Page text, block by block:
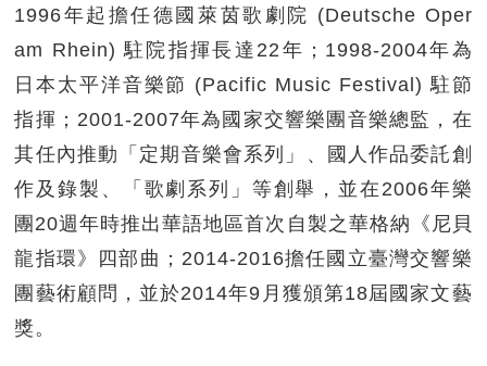
1996年起擔任德國萊茵歌劇院 (Deutsche Oper
am Rhein) 駐院指揮長達22年；1998-2004年為
日本太平洋音樂節 (Pacific Music Festival) 駐節
指揮；2001-2007年為國家交響樂團音樂總監，在
其任內推動「定期音樂會系列」、國人作品委託創
作及錄製、「歌劇系列」等創舉，並在2006年樂
團20週年時推出華語地區首次自製之華格納《尼貝
龍指環》四部曲；2014-2016擔任國立臺灣交響樂
團藝術顧問，並於2014年9月獲頒第18屆國家文藝
獎。